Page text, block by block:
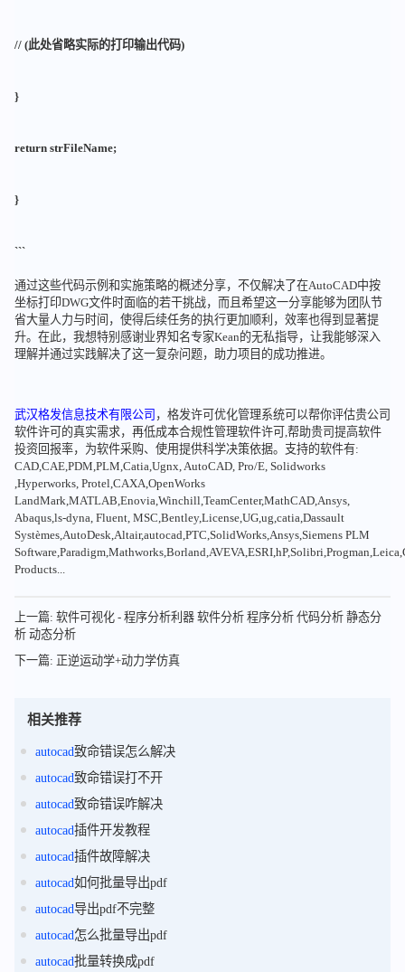
// (此处省略实际的打印输出代码)
}
return strFileName;
}
```
通过这些代码示例和实施策略的概述分享，不仅解决了在AutoCAD中按
坐标打印DWG文件时面临的若干挑战，而且希望这一分享能够为团队节
省大量人力与时间，使得后续任务的执行更加顺利，效率也得到显著提
升。在此，我想特别感谢业界知名专家Kean的无私指导，让我能够深入
理解并通过实践解决了这一复杂问题，助力项目的成功推进。
武汉格发信息技术有限公司 ，格发许可优化管理系统可以帮你评估贵公司
软件许可的真实需求，再低成本合规性管理软件许可,帮助贵司提高软件
投资回报率，为软件采购、使用提供科学决策依据。支持的软件有:
CAD,CAE,PDM,PLM,Catia,Ugnx, AutoCAD, Pro/E, Solidworks
,Hyperworks, Protel,CAXA,OpenWorks
LandMark,MATLAB,Enovia,Winchill,TeamCenter,MathCAD,Ansys,
Abaqus,ls-dyna, Fluent, MSC,Bentley,License,UG,ug,catia,Dassault
Systèmes,AutoDesk,Altair,autocad,PTC,SolidWorks,Ansys,Siemens PLM
Products...
上一篇: 软件可视化 - 程序分析利器 软件分析 程序分析 代码分析 静态分
析 动态分析
下一篇: 正逆运动学+动力学仿真
相关推荐
autocad致命错误怎么解决
autocad致命错误打不开
autocad致命错误咋解决
autocad插件开发教程
autocad插件故障解决
autocad如何批量导出pdf
autocad导出pdf不完整
autocad怎么批量导出pdf
autocad批量转换成pdf